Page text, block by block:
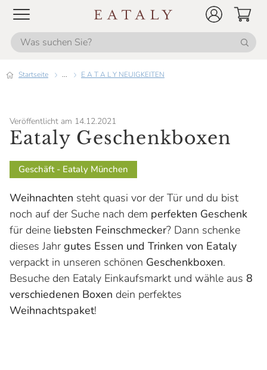
Startseite ... E A T A L Y NEUIGKEITEN
Veröffentlicht am 14.12.2021
Eataly Geschenkboxen
Geschäft - Eataly München
Weihnachten steht quasi vor der Tür und du bist
noch auf der Suche nach dem perfekten Geschenk
für deine liebsten Feinschmecker? Dann schenke
dieses Jahr gutes Essen und Trinken von Eataly
verpackt in unseren schönen Geschenkboxen.
Besuche den Eataly Einkaufsmarkt und wähle aus 8
verschiedenen Boxen dein perfektes
Weihnachtspaket!